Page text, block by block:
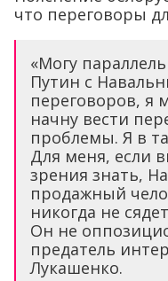
что переговоры
«Могу
Путин с
переговоров, я
начну вести
проблемы. Я в
Для меня, если
зрения знать,
продажный
никогда не
Он не
предатель
Лукашенко.